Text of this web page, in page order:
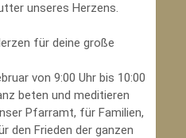
unseres Herzens.
für deine große
von 9:00 Uhr bis 10:00
beten und meditieren
Pfarramt, für Familien,
den Frieden der ganzen